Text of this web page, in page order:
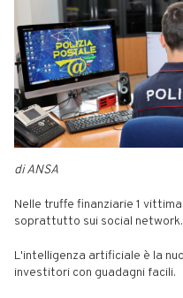
di ANSA
Nelle truffe finanziarie 1
soprattutto sui social network.
L'intelligenza artificiale è la
investitori con guadagni facili.